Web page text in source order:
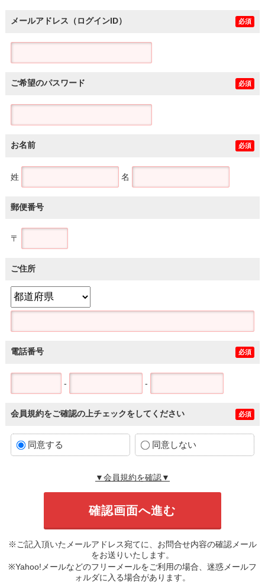
メールアドレス（ログインID） 必須
ご希望のパスワード 必須
お名前 必須
姓 名
郵便番号
〒
ご住所
電話番号 必須
- -
会員規約をご確認の上チェックをしてください 必須
同意する 同意しない
▼会員規約を確認▼
※ご記入頂いたメールアドレス宛てに、お問合せ内容の確認メール
をお送りいたします。
※Yahoo!メールなどのフリーメールをご利用の場合、迷惑メールフ
ォルダに入る場合があります。